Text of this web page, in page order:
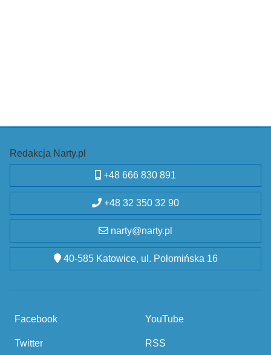
Redakcja Narty.pl
+48 666 830 891
+48 32 350 32 90
narty@narty.pl
40-585 Katowice, ul. Połomińska 16
Facebook
Twitter
YouTube
RSS